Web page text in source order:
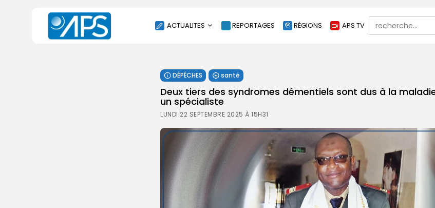
ACTUALITES
SOCIÉTÉ
ÉCONOMIE
CULTURE
ENVIRONNEMENT
INTERNATIONAL
AGENDA
SANTE
REPORTAGES RÉGIONS APS TV
Search
for:
DÉPÊCHES santé
Deux tiers des syndromes démentiels sont dus à la
un spécialiste
LUNDI 22 SEPTEMBRE 2025 À 15H31